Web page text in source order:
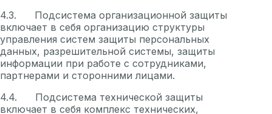
4.3. Подсистема организационной защиты
включает в себя организацию структуры
управления систем защиты персональных
данных, разрешительной системы, защиты
информации при работе с сотрудниками,
партнерами и сторонними лицами.
4.4. Подсистема технической защиты
включает в себя комплекс технических,